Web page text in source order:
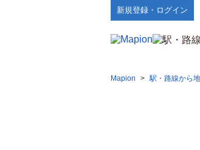
新規登録・ログイン
Mapion > 駅・路線から